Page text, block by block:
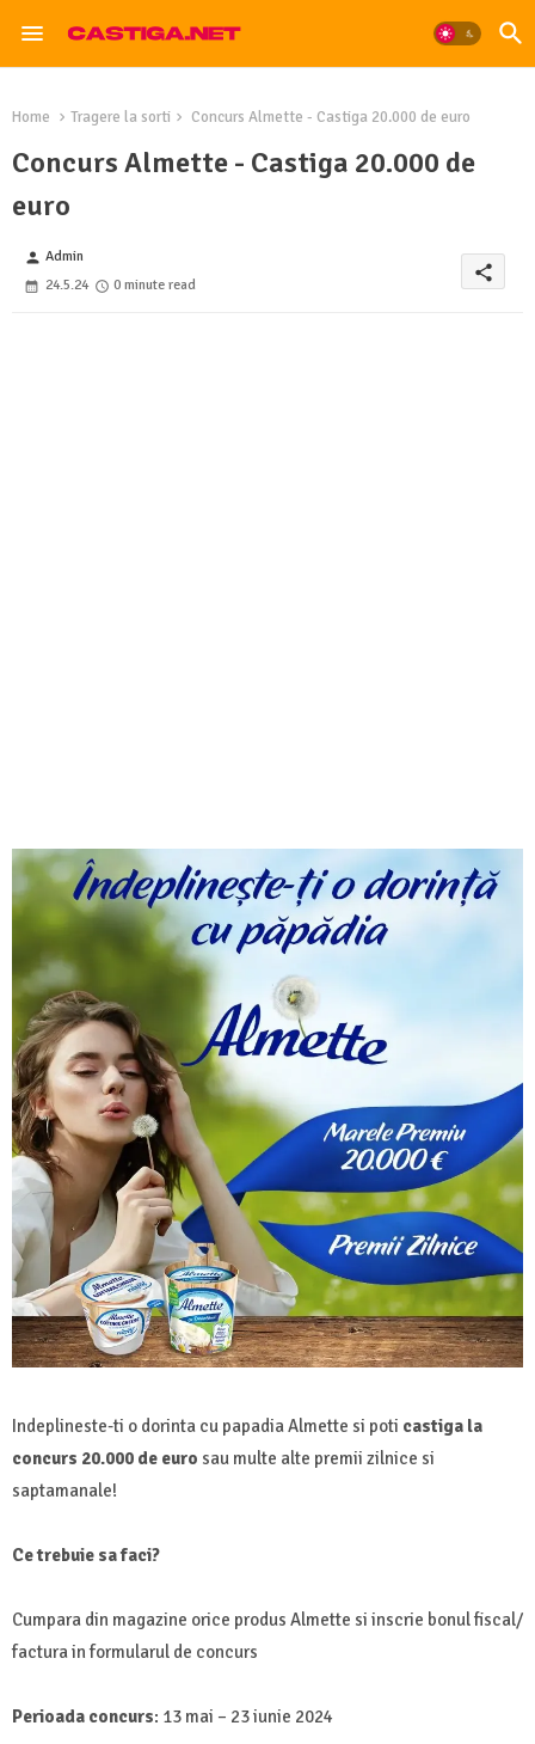
Home Tragere la sorti Concurs Almette - Castiga 20.000 de euro
Concurs Almette - Castiga 20.000 de
euro
person Admin
24.5.24
0 minute read
share
Indeplineste-ti o dorinta cu papadia Almette si poti castiga la
concurs 20.000 de euro sau multe alte premii zilnice si
saptamanale!
Ce trebuie sa faci?
Cumpara din magazine orice produs Almette si inscrie bonul fiscal/
factura in formularul de concurs
Perioada concurs: 13 mai – 23 iunie 2024